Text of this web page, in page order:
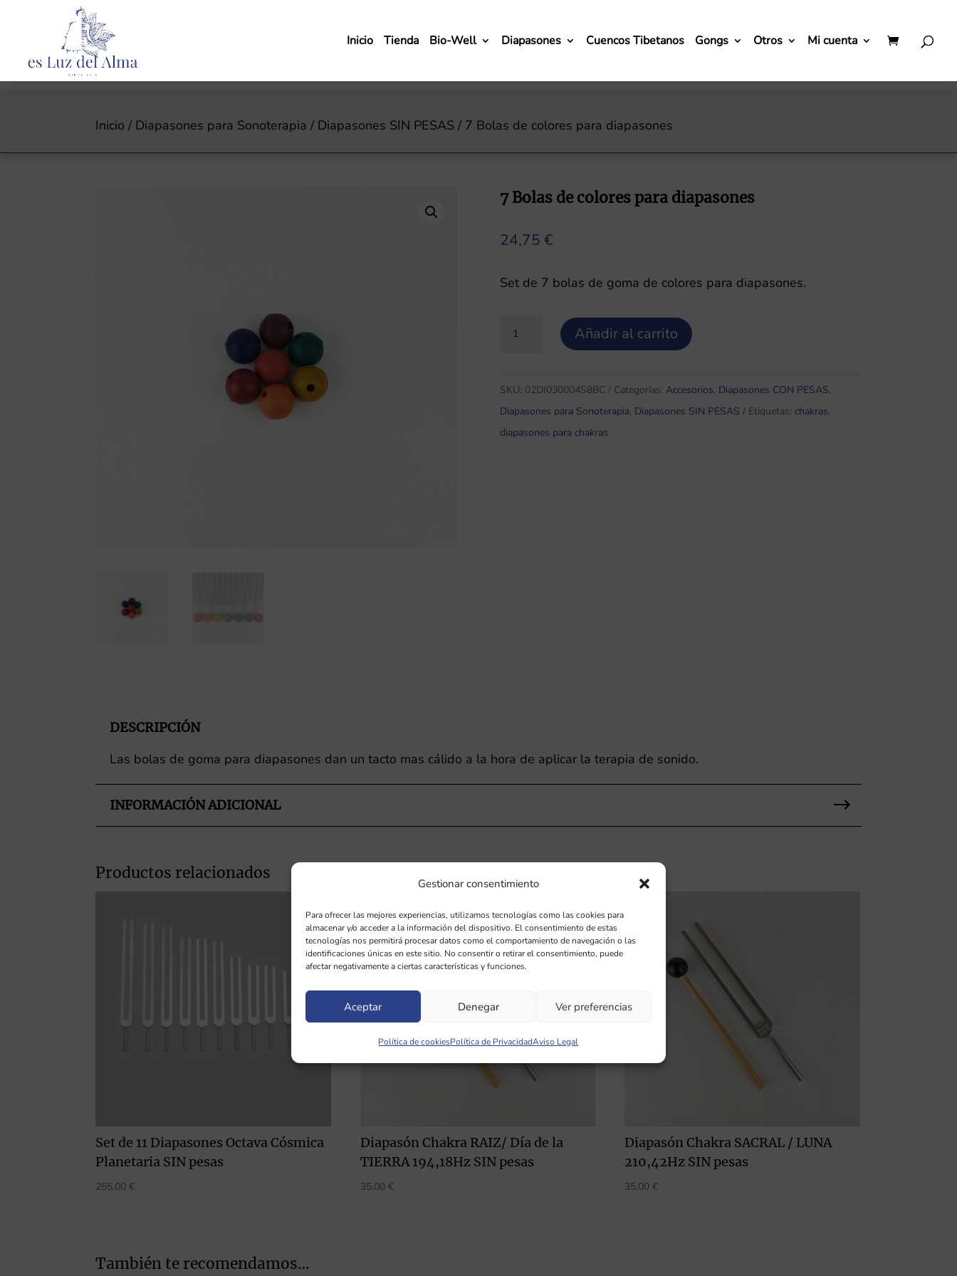
Gestionar consentimiento
Para ofrecer las mejores experiencias, utilizamos tecnologías como las cookies para
almacenar y/o acceder a la información del dispositivo. El consentimiento de estas
tecnologías nos permitirá procesar datos como el comportamiento de navegación o las
identificaciones únicas en este sitio. No consentir o retirar el consentimiento, puede
afectar negativamente a ciertas características y funciones.
Aceptar Denegar Ver preferencias
Política de cookiesPolítica de PrivacidadAviso Legal
Inicio Tienda Bio-Well Diapasones Cuencos Tibetanos Gongs Otros Mi cuenta
Inicio / Diapasones para Sonoterapia / Diapasones SIN PESAS / 7 Bolas de colores para diapasones
7 Bolas de colores para diapasones
24,75 €
Set de 7 bolas de goma de colores para diapasones.
colores
para
diapasones
Añadir al carrito
SKU: 02DI030004S8BC Categorías: Accesorios, Diapasones CON PESAS,
Diapasones para Sonoterapia, Diapasones SIN PESAS Etiquetas: chakras,
diapasones para chakras
DESCRIPCIÓN
Las bolas de goma para diapasones dan un tacto mas cálido a la hora de aplicar la terapia de sonido.
INFORMACIÓN ADICIONAL
Productos relacionados
Set de 11 Diapasones Octava Cósmica
Planetaria SIN pesas
255,00 €
Diapasón Chakra RAIZ/ Día de la
TIERRA 194,18Hz SIN pesas
35,00 €
Diapasón Chakra SACRAL / LUNA
210,42Hz SIN pesas
35,00 €
También te recomendamos…